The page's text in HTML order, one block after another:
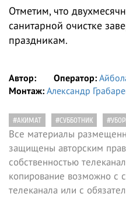
Отметим, что
санитарной очистке
праздникам.
Автор: Оператор:
Монтаж: Александр
#АКИМАТ #СУББОТНИК
Все материалы
защищены авторским
собственностью
копирование возможно с
телеканала или с